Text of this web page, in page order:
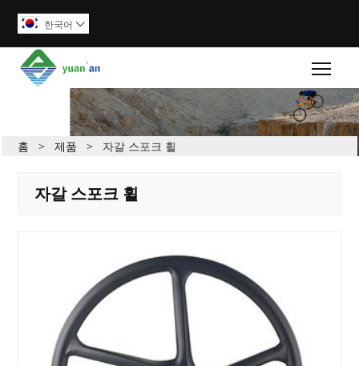
한국어 
홈 > 제품 > 자갈 스포크 휠
자갈 스포크 휠